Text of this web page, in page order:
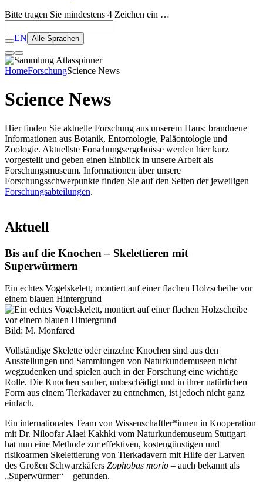
Bitte tragen Sie mindestens 4 Zeichen ein …
EN Alle Sprachen
HomeForschungScience News
Science News
Hier finden Sie aktuelle Forschung aus unserem Haus: brandneue
Informationen aus Botanik, Entomologie, Paläontologie und
Zoologie. Aktuellste Forschungsergebnisse werden hier kurz
vorgestellt und geben einen Einblick in unsere Arbeit als
Forschungsmuseum. Informationen über unsere
Forschungsschwerpunkte finden Sie auf den Seiten der jeweiligen
Forschungsabteilungen.
Aktuell
Bis auf die Knochen – Skelettieren mit
Superwürmern
Ein echtes Vogelskelett, montiert auf einer flachen Holzscheibe vor
einem blauen Hintergrund
Bild: M. Monfared
Vollständige Skelette oder einzelne Knochen sind aus den
Ausstellungen und Sammlungen von Naturkundemuseen nicht
wegzudenken und spielen auch in der Forschung eine wichtige
Rolle. Die Knochen sauber, unbeschädigt und in ihrer natürlichen
Form aus einem Tierkadaver zu entnehmen, ist jedoch nicht ganz
einfach.
Ein internationales Team von Wissenschaftler*innen in Kooperation
mit Dr. Niloofar Alaei Kakhki vom Naturkundemuseum Stuttgart
hat nun eine Methode zur effektiven, kostengünstigen und
risikoarmen Skelettierung von Tierkadavern mit Hilfe der Larven
des Großen Schwarzkäfers Zophobas morio – auch bekannt als
„Superwürmer“ – gefunden.